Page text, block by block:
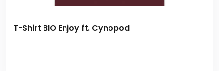
T-Shirt BIO Enjoy ft. Cynopod